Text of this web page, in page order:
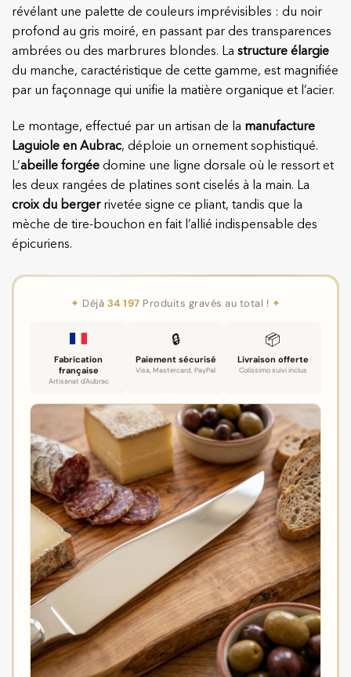
révélant une palette de couleurs imprévisibles : du noir
profond au gris moiré, en passant par des transparences
ambrées ou des marbrures blondes. La structure élargie
du manche, caractéristique de cette gamme, est magnifiée
par un façonnage qui unifie la matière organique et l’acier.
Le montage, effectué par un artisan de la manufacture
Laguiole en Aubrac, déploie un ornement sophistiqué.
L’abeille forgée domine une ligne dorsale où le ressort et
les deux rangées de platines sont ciselés à la main. La
croix du bergerrivetée signe ce pliant, tandis que la
mèche de tire-bouchon en fait l’allié indispensable des
épicuriens.
✦ Déjà 34 197 Produits gravés au total ! ✦
Fabrication
française
Artisanat d'Aubrac
🔒
Paiement sécurisé
Visa, Mastercard, PayPal
📦
Livraison offerte
Colissimo suivi inclus